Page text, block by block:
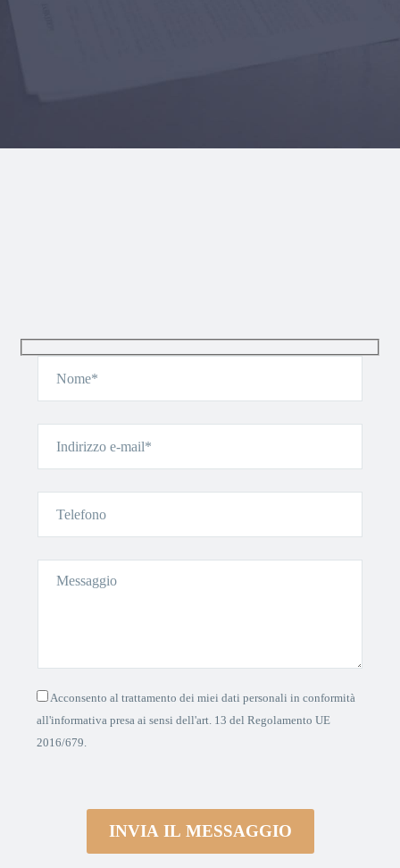
Hidden
fields
Acconsento al trattamento dei miei dati personali in conformità
all'informativa presa ai sensi dell'art. 13 del Regolamento UE
2016/679.